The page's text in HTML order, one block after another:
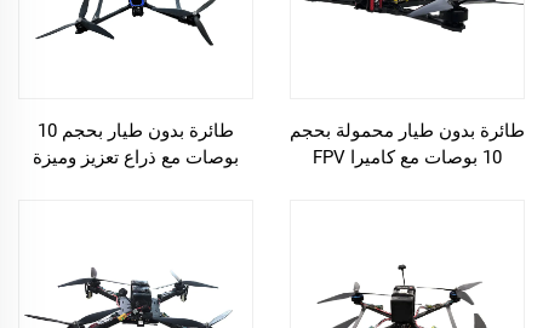
طائرة بدون طيار محمولة بحجم
10 بوصات مع كاميرا FPV
طائرة بدون طيار بحجم 10
بوصات مع ذراع تعزيز وميزة